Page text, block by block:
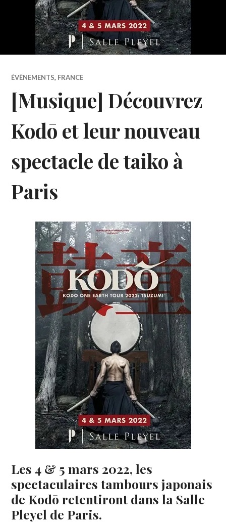
ÉVÈNEMENTS, FRANCE
[Musique] Découvrez
Kodō et leur nouveau
spectacle de taiko à
Paris
Les 4 & 5 mars 2022, les
spectaculaires tambours japonais
de Kodōretentiront dans la Salle
Pleyel de Paris.